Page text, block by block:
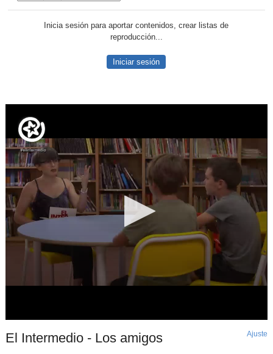
Inicia sesión para aportar contenidos, crear listas de
reproducción...
Iniciar sesión
El Intermedio - Los amigos Ajuste